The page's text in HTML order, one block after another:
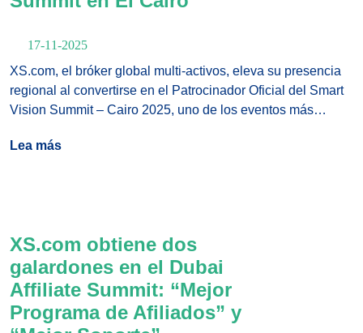
17-11-2025
XS.com, el bróker global multi-activos, eleva su presencia
regional al convertirse en el Patrocinador Oficial del Smart
Vision Summit – Cairo 2025, uno de los eventos más
inversión y tecnología financiera (fintech). El evento,
Lea más
XS.com obtiene dos
galardones en el Dubai
Affiliate Summit: “Mejor
Programa de Afiliados” y